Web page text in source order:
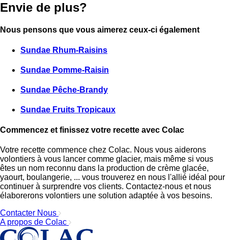
Envie de plus?
Nous pensons que vous aimerez ceux-ci également
Sundae Rhum-Raisins
Sundae Pomme-Raisin
Sundae Pêche-Brandy
Sundae Fruits Tropicaux
Commencez et finissez votre recette avec Colac
Votre recette commence chez Colac. Nous vous aiderons
volontiers à vous lancer comme glacier, mais même si vous
êtes un nom reconnu dans la production de crème glacée,
yaourt, boulangerie, ... vous trouverez en nous l'allié idéal pour
continuer à surprendre vos clients. Contactez-nous et nous
élaborerons volontiers une solution adaptée à vos besoins.
Contacter Nous
A propos de Colac